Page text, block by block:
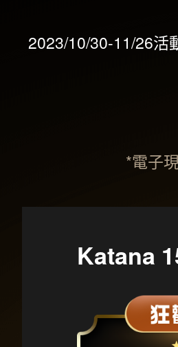
2023/10/30-11/26活
*電子
Katana